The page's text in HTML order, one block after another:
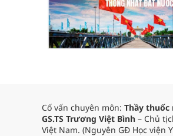
Cố vấn chuyên môn: Thầy thuốc
GS.TS Trương Việt Bình – Chủ
Việt Nam. (Nguyên GĐ Học viện